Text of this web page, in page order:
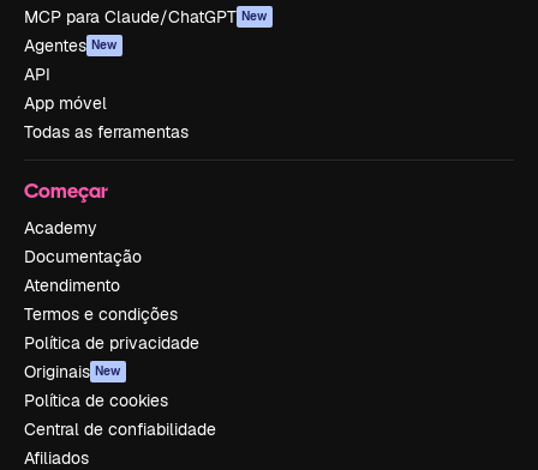
MCP para Claude/ChatGPT New
Agentes New
API
App móvel
Todas as ferramentas
Começar
Academy
Documentação
Atendimento
Termos e condições
Política de privacidade
Originais New
Política de cookies
Central de confiabilidade
Afiliados